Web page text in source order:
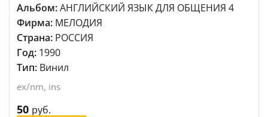
Альбом:АНГЛИЙСКИЙ ЯЗЫК ДЛЯ ОБЩЕНИЯ 4
Фирма: МЕЛОДИЯ
Страна: РОССИЯ
Год: 1990
Тип: Винил
ex/nm, ins
50 руб.